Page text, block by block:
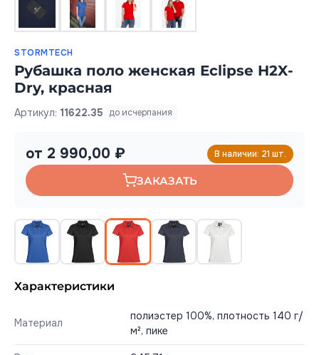
STORMTECH
Рубашка поло женская Eclipse H2X-
Dry, красная
Артикул: 11622.35 до исчерпания
от 2 990,00 ₽ В наличии: 21 шт.
ЗАКАЗАТЬ
Характеристики
Материал
полиэстер 100%, плотность 140 г/
м², пике